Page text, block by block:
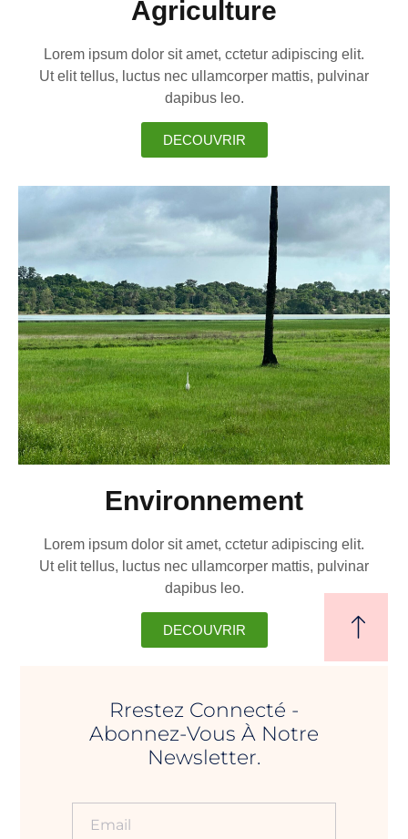
Agriculture
Lorem ipsum dolor sit amet, cctetur adipiscing elit.
Ut elit tellus, luctus nec ullamcorper mattis, pulvinar
dapibus leo.
DECOUVRIR
Environnement
Lorem ipsum dolor sit amet, cctetur adipiscing elit.
Ut elit tellus, luctus nec ullamcorper mattis, pulvinar
dapibus leo.
DECOUVRIR
Rrestez Connecté -
Abonnez-Vous À Notre
Newsletter.